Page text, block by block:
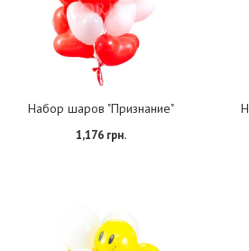
Набор шаров "Признание"
1,176 грн.